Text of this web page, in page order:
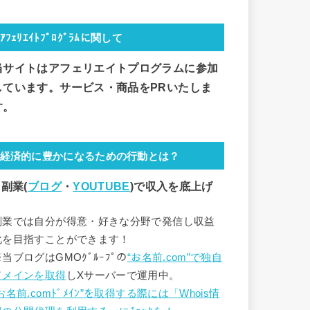
ｱﾌｪﾘｴｲﾄﾌﾟﾛｸﾞﾗﾑに関して
サイトはアフェリエイトプログラムに参加
ています。サービス・商品をPRいたしま
経済的に豊かになるための行動とは？
業(ブログ・YOUTUBE)で収入を底上げ
業では自分が得意・好きな分野で発信し収益
を目指すことができます！
ブログはGMOｸﾞﾙｰﾌﾟの“お名前.com”で独自
メインを取得 しXサーバーで運用中。
名前.comﾄﾞﾒｲﾝ”を取得する際には「Whois情